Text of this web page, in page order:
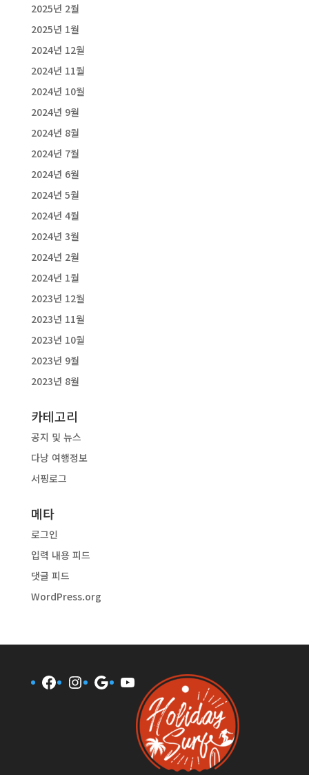
2025년 2월
2025년 1월
2024년 12월
2024년 11월
2024년 10월
2024년 9월
2024년 8월
2024년 7월
2024년 6월
2024년 5월
2024년 4월
2024년 3월
2024년 2월
2024년 1월
2023년 12월
2023년 11월
2023년 10월
2023년 9월
2023년 8월
카테고리
공지 및 뉴스
다낭 여행정보
서핑로그
메타
로그인
입력 내용 피드
댓글 피드
WordPress.org
Facebook
Instagram
GoogleYouTube